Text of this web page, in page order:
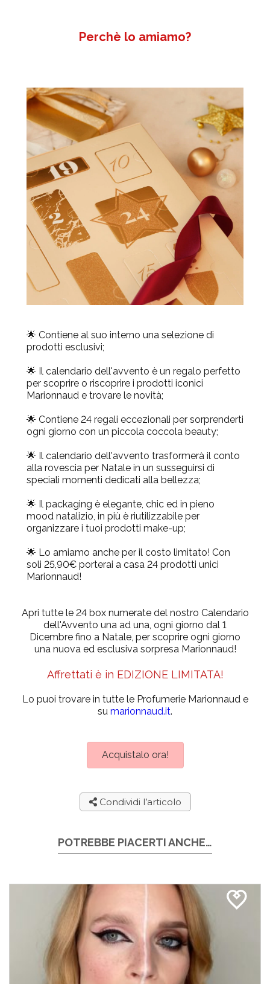
Perchè lo amiamo?
🌟 Contiene al suo interno una selezione di
prodotti esclusivi;
🌟 Il calendario dell'avvento è un regalo perfetto
per scoprire o riscoprire i prodotti iconici
Marionnaud e trovare le novità;
🌟 Contiene 24 regali eccezionali per sorprenderti
ogni giorno con un piccola coccola beauty;
🌟 Il calendario dell'avvento trasformerà il conto
alla rovescia per Natale in un susseguirsi di
speciali momenti dedicati alla bellezza;
🌟 Il packaging è elegante, chic ed in pieno
mood natalizio, in più è riutilizzabile per
organizzare i tuoi prodotti make-up;
🌟 Lo amiamo anche per il costo limitato! Con
soli 25,90€ porterai a casa 24 prodotti unici
Marionnaud!
Apri tutte le 24 box numerate del nostro Calendario
dell'Avvento una ad una, ogni giorno dal 1
Dicembre fino a Natale, per scoprire ogni giorno
una nuova ed esclusiva sorpresa Marionnaud!
Affrettati è in EDIZIONE LIMITATA!
Lo puoi trovare in tutte le Profumerie Marionnaud e
su marionnaud.it.
Acquistalo ora!
Condividi l’articolo
POTREBBE PIACERTI ANCHE…